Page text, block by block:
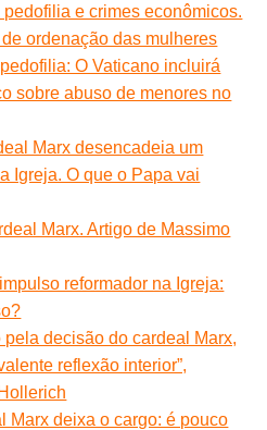
e crimes econômicos.
ordenação das mulheres
O Vaticano incluirá
sobre abuso de menores no
Marx desencadeia um
Igreja. O que o Papa vai
Marx. Artigo de Massimo
reformador na Igreja:
pela decisão do cardeal Marx,
reflexão interior”,
Marx deixa o cargo: é pouco